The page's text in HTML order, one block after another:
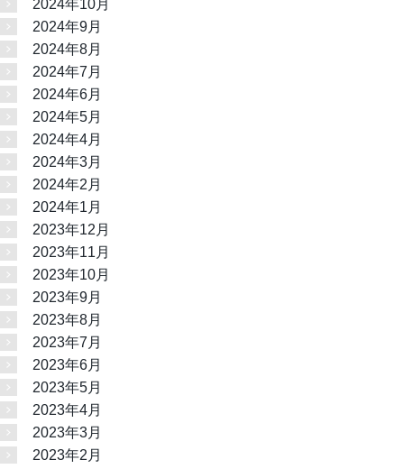
2024年10月
2024年9月
2024年8月
2024年7月
2024年6月
2024年5月
2024年4月
2024年3月
2024年2月
2024年1月
2023年12月
2023年11月
2023年10月
2023年9月
2023年8月
2023年7月
2023年6月
2023年5月
2023年4月
2023年3月
2023年2月